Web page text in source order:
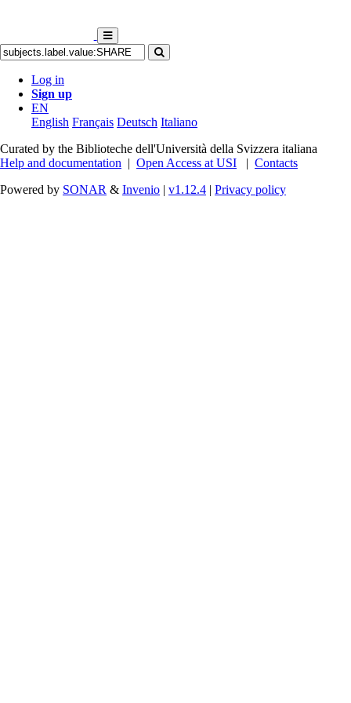
Log in
Sign up
EN
English Français Deutsch Italiano
Curated by the Biblioteche dell'Università della Svizzera italiana
Help and documentation | Open Access at USI | Contacts
Powered by SONAR & Invenio | v1.12.4 | Privacy policy